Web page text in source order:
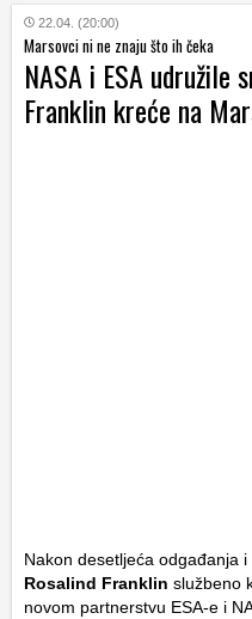
22.04. (20:00)
Marsovci ni ne znaju što ih čeka
NASA i ESA udružile
Franklin kreće na
Nakon desetljeća odgađanja
Rosalind Franklin službeno
novom partnerstvu ESA-e i